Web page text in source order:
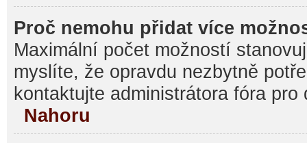
Proč nemohu přidat více
Maximální počet možností
myslíte, že opravdu nezbytně
kontaktujte administrátora fóra pro
Nahoru